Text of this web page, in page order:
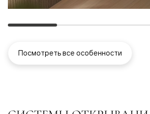
Посмотреть все особенности